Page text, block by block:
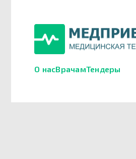
О насВрачамТендеры